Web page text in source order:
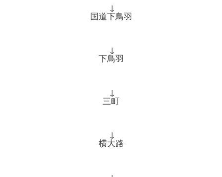
↓
国道下鳥羽
↓
下鳥羽
↓
三町
↓
横大路